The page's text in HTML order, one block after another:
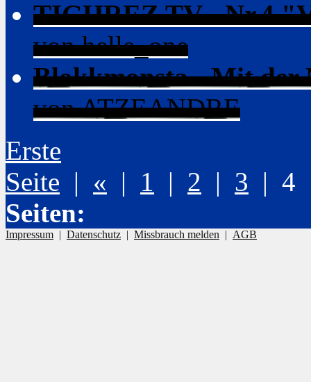
TIGHREZ TV - Nr.4
von helle_one
Blokkmonsta - Mit der
von ATZEANDRE
Erste
Seite | « | 1 | 2 | 3 |
Seiten:
Impressum | Datenschutz | Missbrauch melden | AGB